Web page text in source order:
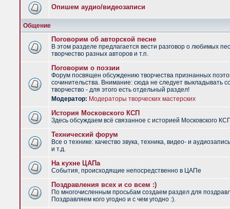
Опишем аудио/видеозаписи
Общение
Поговорим об авторской песне
В этом разделе предлагается вести разговор о любимых
творчество разных авторов и т.п.
Поговорим о поэзии
Форум посвящен обсуждению творчества признанных
сочинительства. Внимание: сюда не следует выкладывать
творчество - для этого есть отдельный раздел!
Модератор: Модераторы творческих мастерских
История Московского КСП
Здесь обсуждаем всё связанное с историей Московского
Технический форум
Все о технике: качество звука, техника, видео- и
и т.д.
На кухне ЦАПа
События, происходящие непосредственно в ЦАПе
Поздравления всех и со всем :)
По многочисленным просьбам создаем раздел для
Поздравляем кого угодно и с чем угодно :).